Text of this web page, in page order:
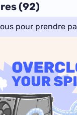
(92)
pour prendre